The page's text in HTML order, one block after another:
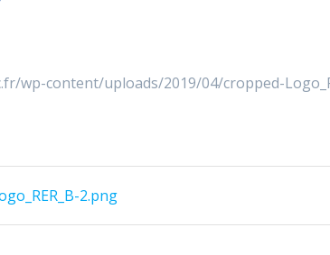
wp-content/uploads/2019/04/cropped-
2.png